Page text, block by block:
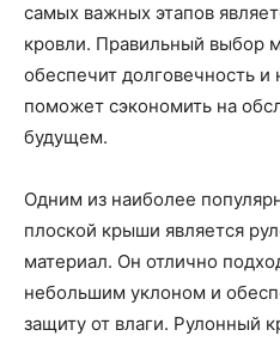
самых важных этапов
кровли. Правильный выбор
обеспечит долговечность
поможет сэкономить на
будущем.
Одним из наиболее
плоской крыши является
материал. Он отлично
небольшим уклоном и
защиту от влаги. Рулонный